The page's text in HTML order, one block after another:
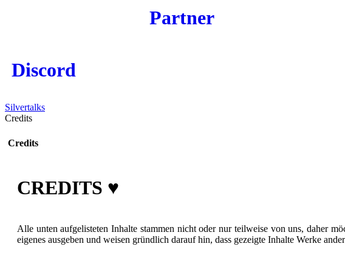
Partner
Discord
Silvertalks
Credits
Credits
CREDITS ♥
Alle unten aufgelisteten Inhalte stammen nicht oder nur teilweise von uns, daher
eigenes ausgeben und weisen gründlich darauf hin, dass gezeigte Inhalte Werke